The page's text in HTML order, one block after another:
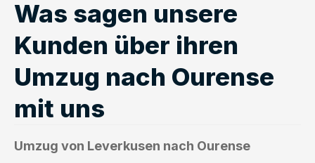
Was sagen unsere
Kunden über ihren
Umzug nach Ourense
mit uns
Umzug von Leverkusen nach Ourense